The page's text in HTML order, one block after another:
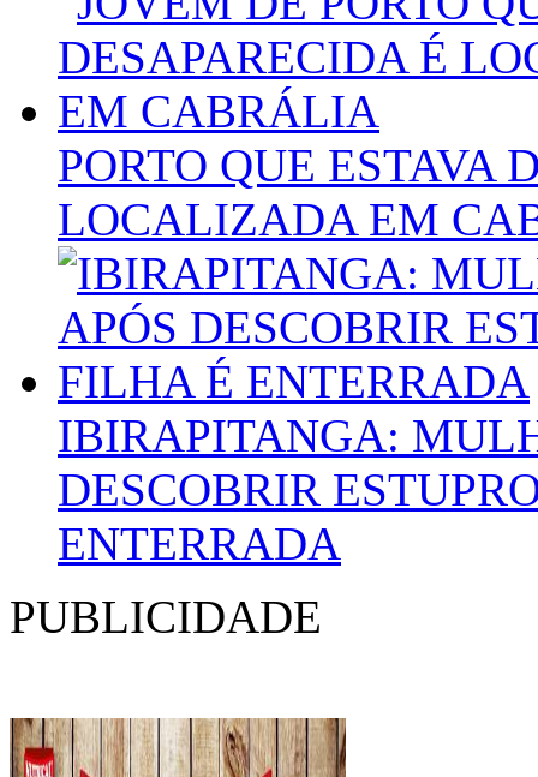
PORTO QUE ESTAVA
LOCALIZADA EM
IBIRAPITANGA:
DESCOBRIR
ENTERRADA
PUBLICIDADE